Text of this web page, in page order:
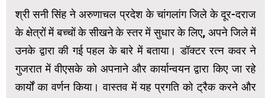
श्री सनी सिंह ने अरुणाचल प्रदेश के चांगलांग जिले के दूर-दराज
के क्षेत्रों में बच्चों के सीखने के स्तर में सुधार के लिए, अपने जिले में
उनके द्वारा की गई पहल के बारे में बताया। डॉक्टर रत्न कवर ने
गुजरात में वीएसके को अपनाने और कार्यान्वयन द्वारा किए जा रहे
कार्यों का वर्णन किया। वास्तव में यह प्रगति को ट्रैक करने और